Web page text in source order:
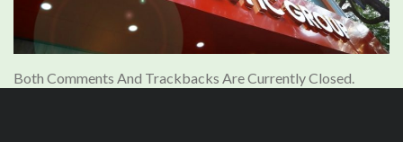
Both Comments And Trackbacks Are Currently Closed.